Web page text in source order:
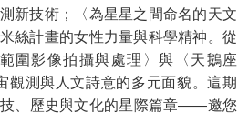
新技術；〈為星星之間命名的天文
絲計畫的女性力量與科學精神。從
圍影像拍攝與處理〉與〈天鵝座
測與人文詩意的多元面貌。這期
、歷史與文化的星際篇章——邀您